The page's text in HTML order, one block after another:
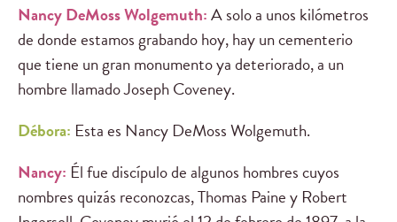
Nancy DeMoss Wolgemuth:A solo a unos kilómetros
de donde estamos grabando hoy, hay un cementerio
que tiene un gran monumento ya deteriorado, a un
hombre llamado Joseph Coveney.
Débora: Esta es Nancy DeMoss Wolgemuth.
Nancy: Él fue discípulo de algunos hombres cuyos
nombres quizás reconozcas, Thomas Paine y Robert